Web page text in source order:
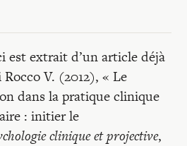
est extrait d’un article déjà
V. (2012), « Le
dans la pratique clinique
: initier le
clinique et projective,